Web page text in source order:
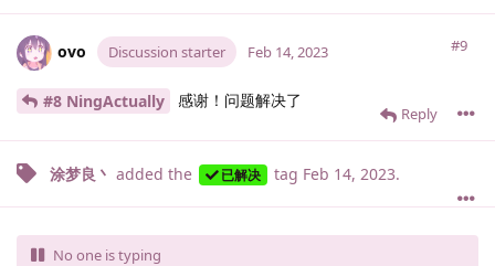
ovo Discussion starter #9
Feb 14, 2023
#8 NingActually 感谢！问题解决了
Reply
涂梦良丶 added the 已解决 tag Feb 14, 2023.
No one is typing